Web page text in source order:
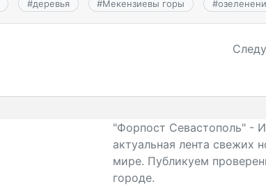
#деревья #Мекензиевы горы #
"Форпост Севастополь" -
актуальная лента свежих
мире. Публикуем
городе.